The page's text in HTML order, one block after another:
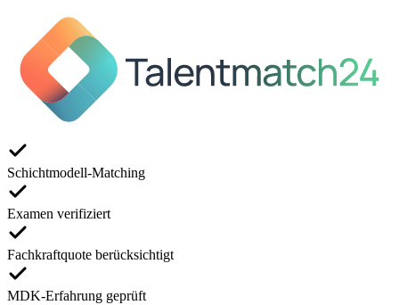
Schichtmodell-Matching
Examen verifiziert
Fachkraftquote berücksichtigt
MDK-Erfahrung geprüft